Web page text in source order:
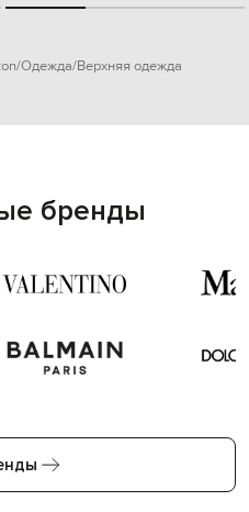
Одежда Верхняя одежда
бренды